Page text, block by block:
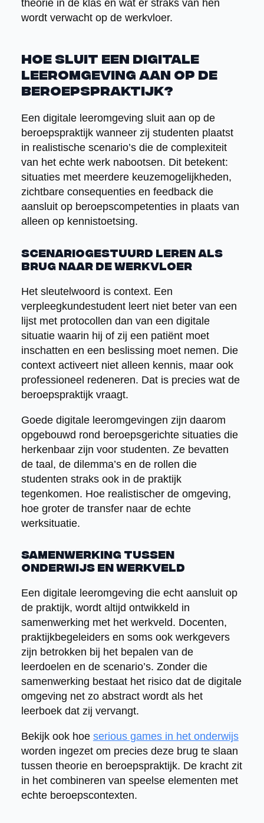
theorie in de klas en wat er straks van hen
wordt verwacht op de werkvloer.
Hoe sluit een digitale
leeromgeving aan op de
beroepspraktijk?
Een digitale leeromgeving sluit aan op de
beroepspraktijk wanneer zij studenten plaatst
in realistische scenario’s die de complexiteit
van het echte werk nabootsen. Dit betekent:
situaties met meerdere keuzemogelijkheden,
zichtbare consequenties en feedback die
aansluit op beroepscompetenties in plaats van
alleen op kennistoetsing.
Scenariogestuurd leren als
brug naar de werkvloer
Het sleutelwoord is context. Een
verpleegkundestudent leert niet beter van een
lijst met protocollen dan van een digitale
situatie waarin hij of zij een patiënt moet
inschatten en een beslissing moet nemen. Die
context activeert niet alleen kennis, maar ook
professioneel redeneren. Dat is precies wat de
beroepspraktijk vraagt.
Goede digitale leeromgevingen zijn daarom
opgebouwd rond beroepsgerichte situaties die
herkenbaar zijn voor studenten. Ze bevatten
de taal, de dilemma’s en de rollen die
studenten straks ook in de praktijk
tegenkomen. Hoe realistischer de omgeving,
hoe groter de transfer naar de echte
werksituatie.
Samenwerking tussen
onderwijs en werkveld
Een digitale leeromgeving die echt aansluit op
de praktijk, wordt altijd ontwikkeld in
samenwerking met het werkveld. Docenten,
praktijkbegeleiders en soms ook werkgevers
zijn betrokken bij het bepalen van de
leerdoelen en de scenario’s. Zonder die
samenwerking bestaat het risico dat de digitale
omgeving net zo abstract wordt als het
leerboek dat zij vervangt.
Bekijk ook hoe serious games in het onderwijs
worden ingezet om precies deze brug te slaan
tussen theorie en beroepspraktijk. De kracht zit
in het combineren van speelse elementen met
echte beroepscontexten.